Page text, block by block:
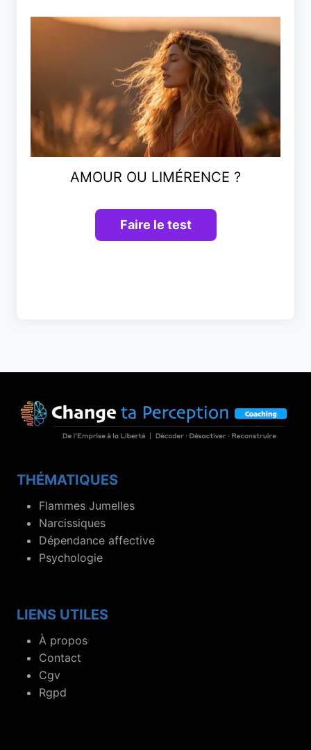
AMOUR OU LIMÉRENCE ?
THÉMATIQUES
Flammes Jumelles
Narcissiques
Dépendance affective
Psychologie
LIENS UTILES
À propos
Contact
Cgv
Rgpd